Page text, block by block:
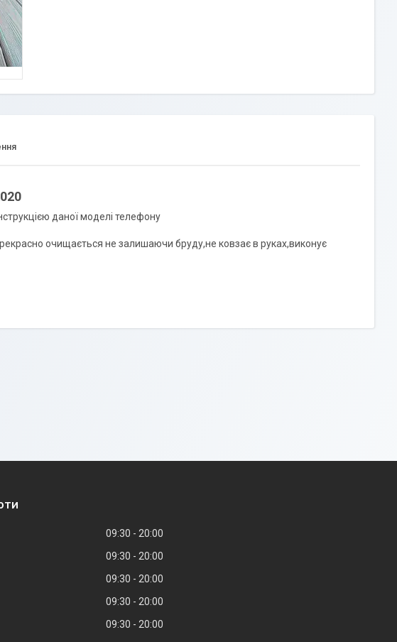
даної моделі телефону
очищається не залишаючи бруду,не ковзає в руках,виконує
09:30
20:00
09:30
20:00
09:30
20:00
09:30
20:00
09:30
20:00